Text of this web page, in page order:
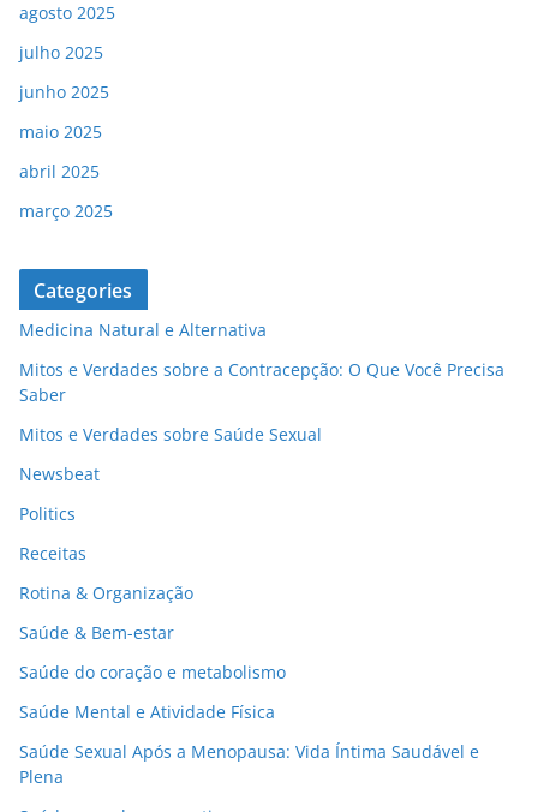
agosto 2025
julho 2025
junho 2025
maio 2025
abril 2025
março 2025
Categories
Medicina Natural e Alternativa
Mitos e Verdades sobre a Contracepção: O Que Você Precisa
Saber
Mitos e Verdades sobre Saúde Sexual
Newsbeat
Politics
Receitas
Rotina & Organização
Saúde & Bem-estar
Saúde do coração e metabolismo
Saúde Mental e Atividade Física
Saúde Sexual Após a Menopausa: Vida Íntima Saudável e
Plena